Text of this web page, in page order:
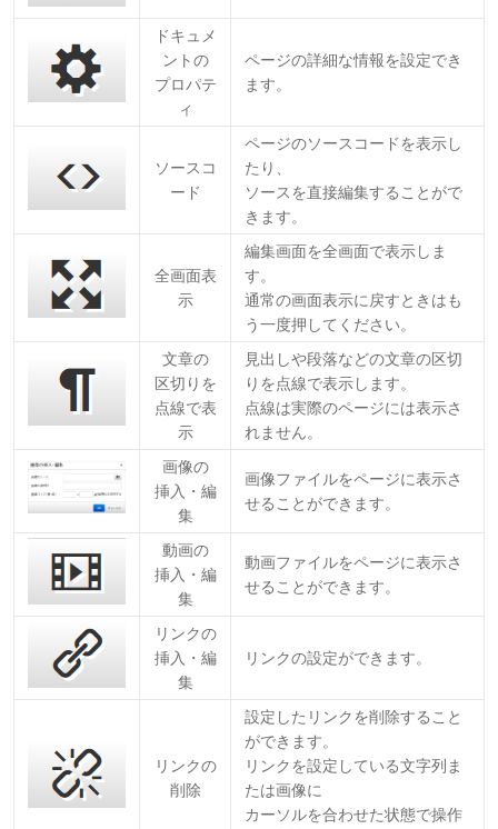
ドキュメ
ントの
プロパテ
ィ
ページの詳細な情報を設定でき
ます。
ソースコ
ード
ページのソースコードを表示し
たり、
ソースを直接編集することがで
きます。
全画面表
示
編集画面を全画面で表示しま
す。
通常の画面表示に戻すときはも
う一度押してください。
文章の
区切りを
点線で表
示
見出しや段落などの文章の区切
りを点線で表示します。
点線は実際のページには表示さ
れません。
画像の
挿入・編
集
画像ファイルをページに表示さ
せることができます。
動画の
挿入・編
集
動画ファイルをページに表示さ
せることができます。
リンクの
挿入・編
集
リンクの設定ができます。
リンクの
削除
設定したリンクを削除すること
ができます。
リンクを設定している文字列ま
たは画像に
カーソルを合わせた状態で操作